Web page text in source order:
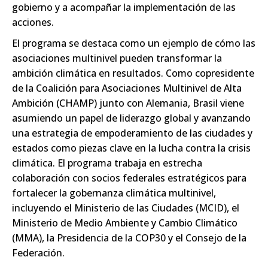
gobierno y a acompañar la implementación de las
acciones.
El programa se destaca como un ejemplo de cómo las
asociaciones multinivel pueden transformar la
ambición climática en resultados. Como copresidente
de la Coalición para Asociaciones Multinivel de Alta
Ambición (CHAMP) junto con Alemania, Brasil viene
asumiendo un papel de liderazgo global y avanzando
una estrategia de empoderamiento de las ciudades y
estados como piezas clave en la lucha contra la crisis
climática. El programa trabaja en estrecha
colaboración con socios federales estratégicos para
fortalecer la gobernanza climática multinivel,
incluyendo el Ministerio de las Ciudades (MCID), el
Ministerio de Medio Ambiente y Cambio Climático
(MMA), la Presidencia de la COP30 y el Consejo de la
Federación.